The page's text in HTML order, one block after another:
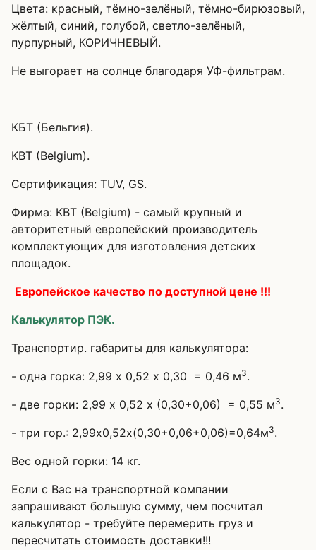
Цвета: красный, тёмно-зелёный, тёмно-бирюзовый,
жёлтый, синий, голубой, светло-зелёный,
пурпурный, КОРИЧНЕВЫЙ.
Не выгорает на солнце благодаря УФ-фильтрам.
КБТ (Бельгия).
KBT (Belgium).
Сертификация: TUV, GS.
Фирма: KBT (Belgium) - самый крупный и
авторитетный европейский производитель
комплектующих для изготовления детских
площадок.
Европейское качество по доступной цене !!!
Калькулятор ПЭК.
Транспортир. габариты для калькулятора:
- одна горка: 2,99 х 0,52 х 0,30 = 0,46 м3.
- две горки: 2,99 х 0,52 х (0,30+0,06) = 0,55 м3.
- три гор.: 2,99х0,52х(0,30+0,06+0,06)=0,64м3.
Вес одной горки: 14 кг.
Если с Вас на транспортной компании
запрашивают большую сумму, чем посчитал
калькулятор - требуйте перемерить груз и
пересчитать стоимость доставки!!!